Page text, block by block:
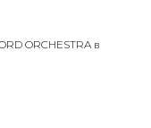
ORCHESTRA в